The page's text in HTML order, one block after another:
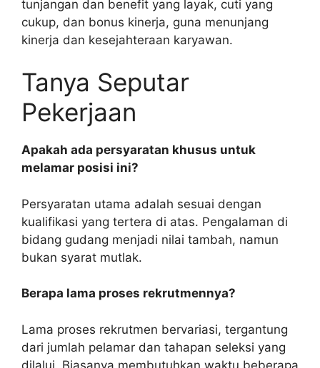
tunjangan dan benefit yang layak, cuti yang
cukup, dan bonus kinerja, guna menunjang
kinerja dan kesejahteraan karyawan.
Tanya Seputar
Pekerjaan
Apakah ada persyaratan khusus untuk
melamar posisi ini?
Persyaratan utama adalah sesuai dengan
kualifikasi yang tertera di atas. Pengalaman di
bidang gudang menjadi nilai tambah, namun
bukan syarat mutlak.
Berapa lama proses rekrutmennya?
Lama proses rekrutmen bervariasi, tergantung
dari jumlah pelamar dan tahapan seleksi yang
dilalui. Biasanya membutuhkan waktu beberapa